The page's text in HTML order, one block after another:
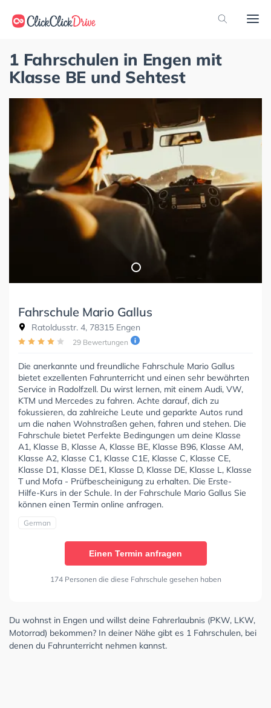
1 Fahrschulen in Engen mit
Klasse BE und Sehtest
Fahrschule Mario Gallus
Ratoldusstr. 4, 78315 Engen
29 Bewertungen
Die anerkannte und freundliche Fahrschule Mario Gallus
bietet exzellenten Fahrunterricht und einen sehr bewährten
Service in Radolfzell. Du wirst lernen, mit einem Audi, VW,
KTM und Mercedes zu fahren. Achte darauf, dich zu
fokussieren, da zahlreiche Leute und geparkte Autos rund
um die nahen Wohnstraßen gehen, fahren und stehen. Die
Fahrschule bietet Perfekte Bedingungen um deine Klasse
A1, Klasse B, Klasse A, Klasse BE, Klasse B96, Klasse AM,
Klasse A2, Klasse C1, Klasse C1E, Klasse C, Klasse CE,
Klasse D1, Klasse DE1, Klasse D, Klasse DE, Klasse L, Klasse
T und Mofa - Prüfbescheinigung zu erhalten. Die Erste-
Hilfe-Kurs in der Schule. In der Fahrschule Mario Gallus Sie
können einen Termin online anfragen.
German
Einen Termin anfragen
174 Personen die diese Fahrschule gesehen haben
Du wohnst in Engen und willst deine Fahrerlaubnis (PKW, LKW,
Motorrad) bekommen? In deiner Nähe gibt es 1 Fahrschulen, bei
denen du Fahrunterricht nehmen kannst.